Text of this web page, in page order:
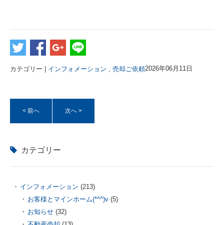
カテゴリー | インフォメーション 売却ご依頼2026年06月11日
< 前へ 次へ >
カテゴリー
インフォメーション (213)
お客様とマインホーム(*^^)v (5)
お知らせ (32)